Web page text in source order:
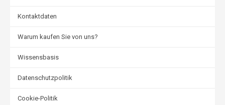
Kontaktdaten
Warum kaufen Sie von uns?
Wissensbasis
Datenschutzpolitik
Cookie-Politik